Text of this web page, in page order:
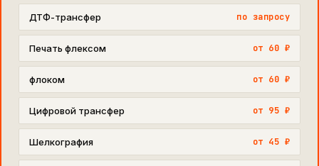
ДТФ-трансфер по запросу
Печать флексом от 60 ₽
флоком от 60 ₽
Цифровой трансфер от 95 ₽
Шелкография от 45 ₽